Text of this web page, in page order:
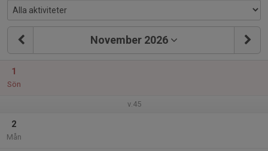
November 2026
1
Sön
v.45
2
Mån